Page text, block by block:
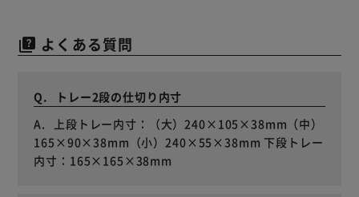
quiz よくある質問
トレー2段の仕切り内寸
上段トレー内寸：（大）240×105×38mm（中）
165×90×38mm（小）240×55×38mm 下段トレー
内寸：165×165×38mm